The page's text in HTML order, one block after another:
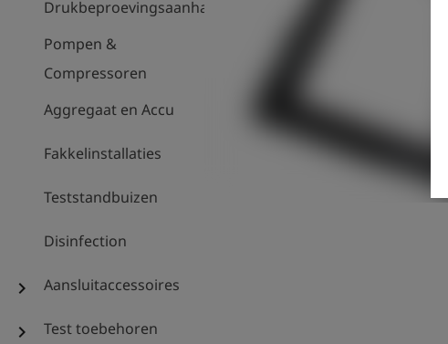
Drukbeproevingsaanhanger
Pompen &
Compressoren
Aggregaat en Accu
Fakkelinstallaties
Teststandbuizen
Disinfection
chevron_right Aansluitaccessoires
chevron_right Test toebehoren